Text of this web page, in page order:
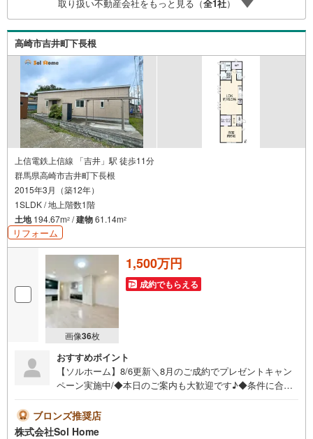
取り扱い不動産会社をもっと見る（全1社）
高崎市吉井町下長根
上信電鉄上信線 「吉井」駅 徒歩11分
群馬県高崎市吉井町下長根
2015年3月（築12年）
1SLDK / 地上階数1階
土地194.67m2 /建物61.14m2
リフォーム
画像36枚
1,500万円
成約でもらえる
おすすめポイント
【ソルホーム】8/6更新＼8月のご成約でプレゼントキャン
ペーン実施中/◆本日のご案内も大歓迎です♪◆条件に合っ
欲しい、ローン相談をしたい、小さな疑問なども大歓迎で
す♪》＝＝＝＝＝＝＝＝＝＝＝＝＝＝＝＝＝＝＝＝＝＝＝
ブロンズ推奨店
株式会社Sol Home